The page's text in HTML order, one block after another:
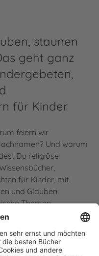
staunen
geht ganz
für Kinder
feiern wir
Und warum
Du religiöse
für Kinder, mit
und Glauben
Themen
Kinderbücher,
und anderen